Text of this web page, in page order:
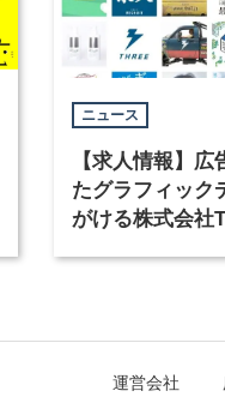
ニュース
【求人情報】広
たグラフィック
がける株式会社
運営会社